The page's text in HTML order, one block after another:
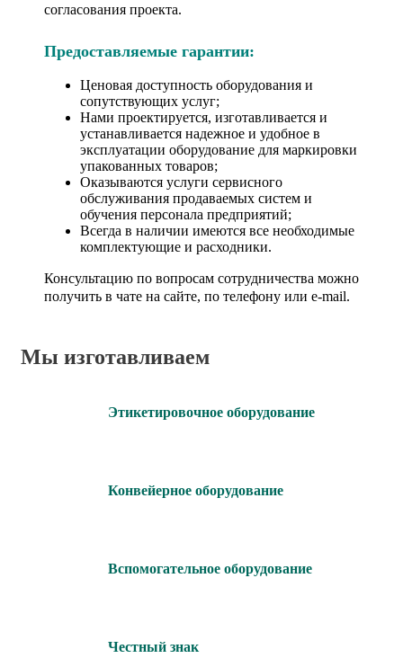
согласования проекта.
Предоставляемые гарантии:
Ценовая доступность оборудования и
сопутствующих услуг;
Нами проектируется, изготавливается и
устанавливается надежное и удобное в
эксплуатации оборудование для маркировки
упакованных товаров;
Оказываются услуги сервисного
обслуживания продаваемых систем и
обучения персонала предприятий;
Всегда в наличии имеются все необходимые
комплектующие и расходники.
Консультацию по вопросам сотрудничества можно
получить в чате на сайте, по телефону или e-mail.
Мы изготавливаем
Этикетировочное оборудование
Конвейерное оборудование
Вспомогательное оборудование
Честный знак